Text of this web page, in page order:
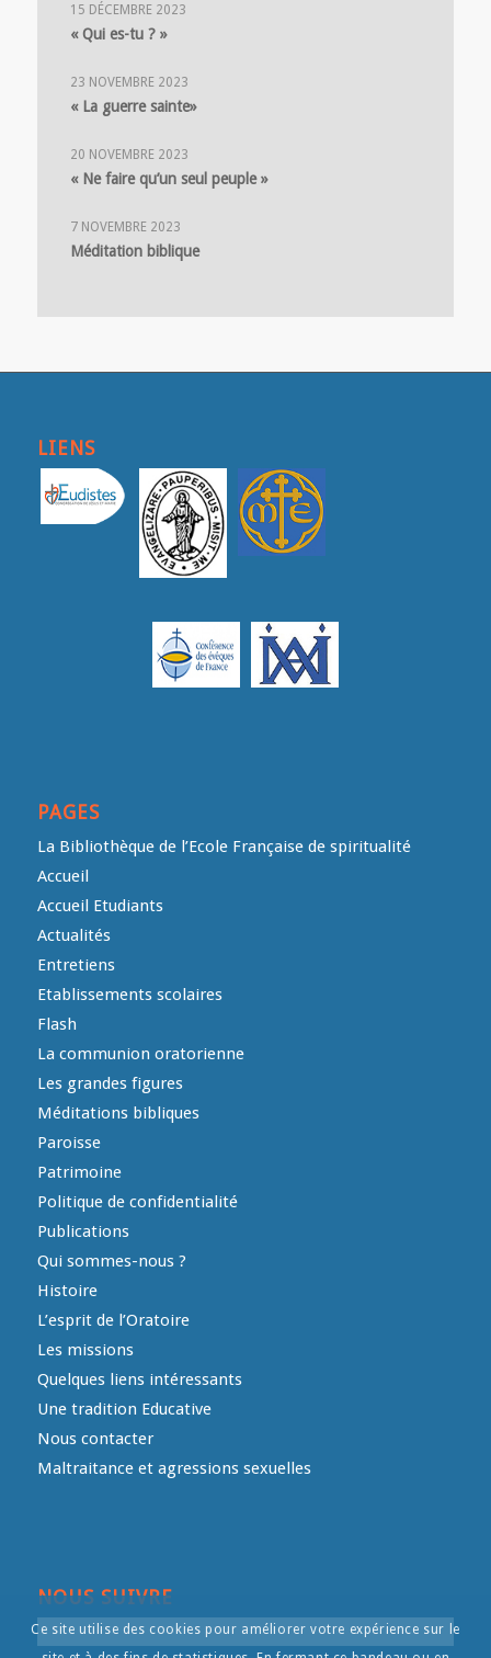
15 DÉCEMBRE 2023
« Qui es-tu ? »
23 NOVEMBRE 2023
« La guerre sainte»
20 NOVEMBRE 2023
« Ne faire qu’un seul peuple »
7 NOVEMBRE 2023
Méditation biblique
LIENS
PAGES
La Bibliothèque de l’Ecole Française de spiritualité
Accueil
Accueil Etudiants
Actualités
Entretiens
Etablissements scolaires
Flash
La communion oratorienne
Les grandes figures
Méditations bibliques
Paroisse
Patrimoine
Politique de confidentialité
Publications
Qui sommes-nous ?
Histoire
L’esprit de l’Oratoire
Les missions
Quelques liens intéressants
Une tradition Educative
Nous contacter
Maltraitance et agressions sexuelles
NOUS SUIVRE
Ce site utilise des cookies pour améliorer votre expérience sur le